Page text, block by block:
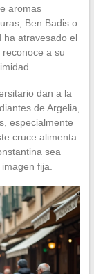
aromas
Ben Badis o
ha atravesado el
a su
dan a la
de Argelia,
especialmente
cruce alimenta
sea
fija.